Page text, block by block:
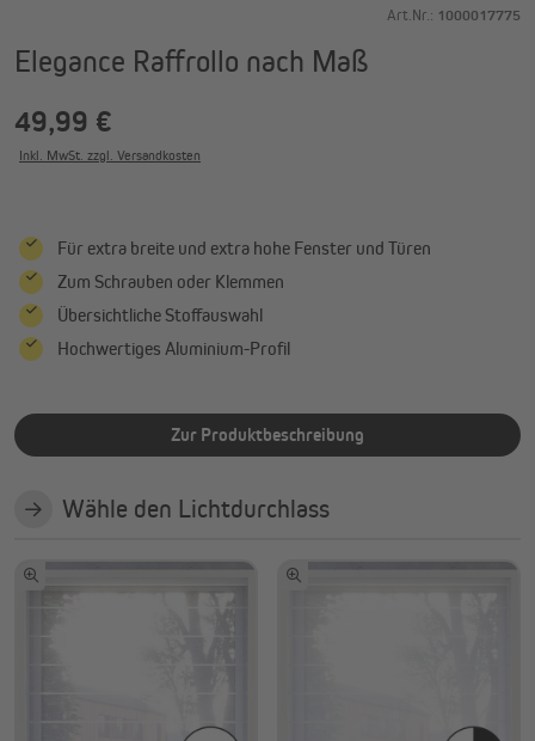
Art.Nr.: 1000017775
Elegance Raffrollo nach Maß
49,99 €
Inkl. MwSt. zzgl. Versandkosten
Für extra breite und extra hohe Fenster und Türen
Zum Schrauben oder Klemmen
Übersichtliche Stoffauswahl
Hochwertiges Aluminium-Profil
Zur Produktbeschreibung
Wähle den Lichtdurchlass